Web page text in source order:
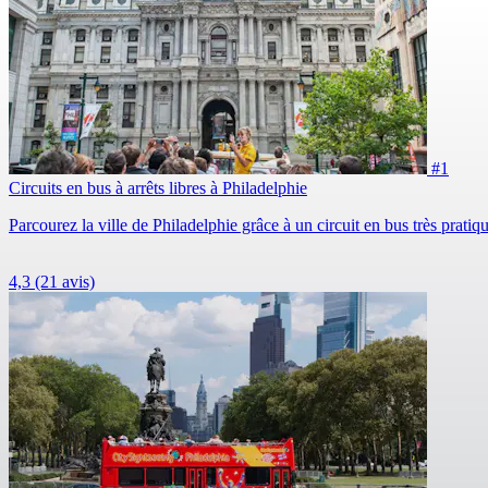
#1
Circuits en bus à arrêts libres à Philadelphie
Parcourez la ville de Philadelphie grâce à un circuit en bus très
4,3 (21 avis)